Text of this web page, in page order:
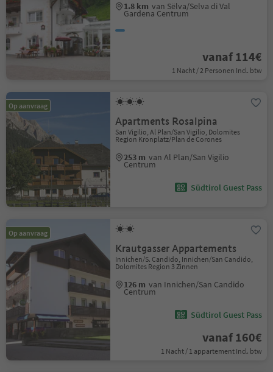
1.8 km van Sëlva/Selva di Val
Gardena Centrum
vanaf 114€
1 Nacht / 2 Personen Incl. btw
Op aanvraag
Apartments Rosalpina
San Vigilio, Al Plan/San Vigilio, Dolomites
Region Kronplatz/Plan de Corones
253 m van Al Plan/San Vigilio
Centrum
Südtirol Guest Pass
Op aanvraag
Krautgasser Appartements
Innichen/S. Candido, Innichen/San Candido,
Dolomites Region 3 Zinnen
126 m van Innichen/San Candido
Centrum
Südtirol Guest Pass
vanaf 160€
1 Nacht / 1 appartement Incl. btw